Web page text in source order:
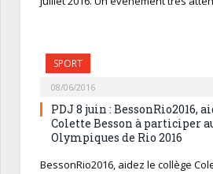
SPORT
08/06/2016
PDJ 8 juin : BessonRio2016,
Colette Besson à participer
Olympiques de Rio 2016
BessonRio2016, aidez le collège